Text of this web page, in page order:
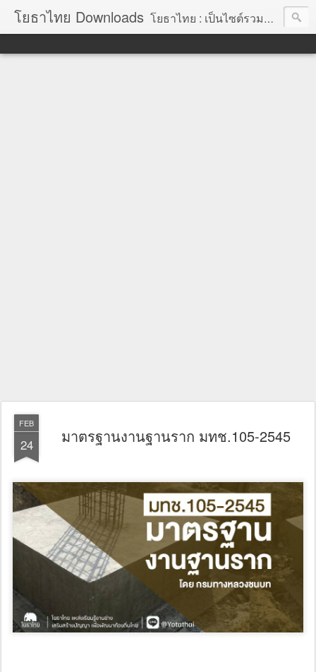
โยธาไทย Downloads โยธาไทย : เป็นไซต์รวมข้อมูลความรู้ สำหรับช่างโยธา นายช่างโยธา วิศวกรโยธา ตลอดจนความรู้สำหรับผู้ที่ปฏิบัติงานในองค์กรปกครองส่วนท้องถิ่น จัดทำโดย นายอภิสิทธิ์ มากสุวรรณ โยธา, โยธาไทย,ช่างโยธา, นายช่างโยธา,วิศวกร, วิศวกรรม, ราคากลาง,หลักเกณฑ์การคำนวณราคากลาง, ราคาวัสดุก่อสร้าง, ราคาพาณิชย์จังหวัด, ค่าขนส่ง, ค่าเสื่อม, ค่าอำนวยการ, ถอดแบบ, ไม้แบบ, วัสดุก่อสร้าง, ค่าแรง, ค่าแรงงาน, ค่าแรงงานคน, ไม้แบบ, การถอดวัสดุ
FEB
24 มาตรฐานงานฐานราก มทช.105-2545